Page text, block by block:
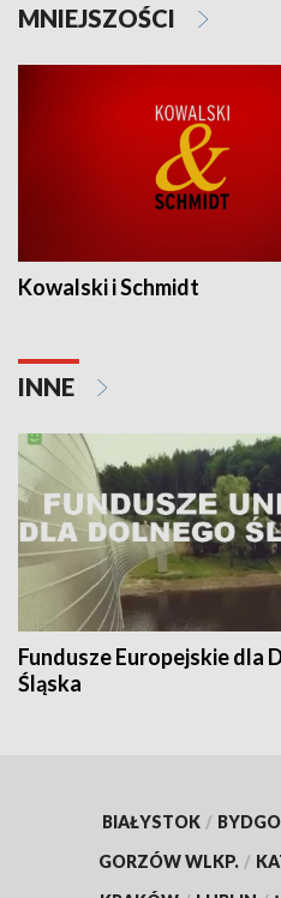
MNIEJSZOŚCI
Kowalski i Schmidt
INNE
Fundusze Europejskie dla
Śląska
BIAŁYSTOK /
GORZÓW WLKP. /